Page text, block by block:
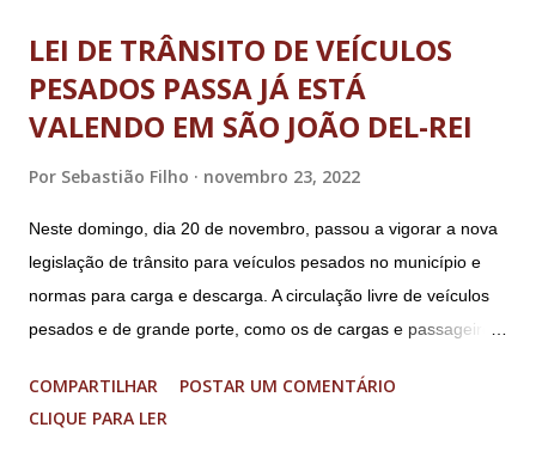
LEI DE TRÂNSITO DE VEÍCULOS
PESADOS PASSA JÁ ESTÁ
VALENDO EM SÃO JOÃO DEL-REI
Por Sebastião Filho novembro 23, 2022
Neste domingo, dia 20 de novembro, passou a vigorar a nova
legislação de trânsito para veículos pesados no município e
normas para carga e descarga. A circulação livre de veículos
pesados e de grande porte, como os de cargas e passageiros
Tijuco (com total liberdade apenas no Colônia). No centro
histórico e área restrita à circulação de veículos cujo peso
COMPARTILHAR
POSTAR UM COMENTÁRIO
CLIQUE PARA LER